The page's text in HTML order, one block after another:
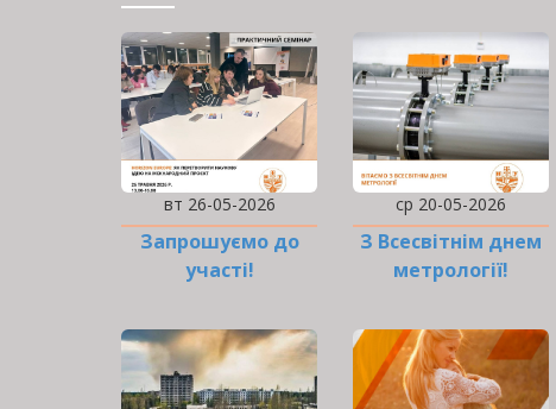
вт 26-05-2026
Запрошуємо до
участі!
ср 20-05-2026
З Всесвітнім днем
метрології!